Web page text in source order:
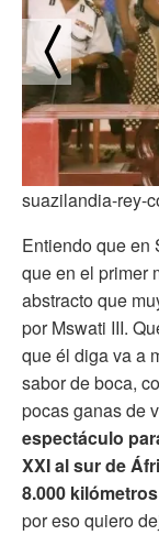
suazilandia-rey-
Entiendo que en
que en el primer
abstracto que
por Mswati III.
que él diga va a
sabor de boca,
pocas ganas de
espectáculo
XXI al sur de
8.000
por eso quiero